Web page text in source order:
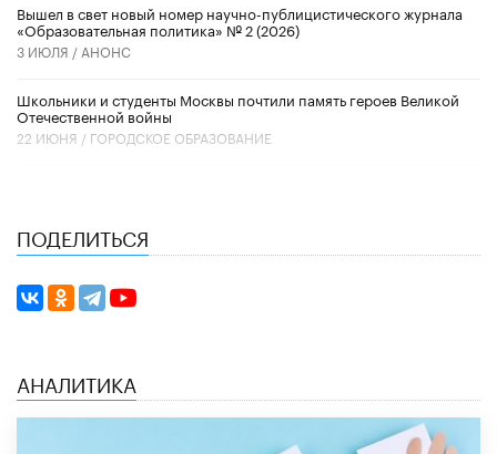
Вышел в свет новый номер научно-публицистического журнала
«Образовательная политика» № 2 (2026)
3 ИЮЛЯ / АНОНС
Школьники и студенты Москвы почтили память героев Великой
Отечественной войны
22 ИЮНЯ / ГОРОДСКОЕ ОБРАЗОВАНИЕ
ПОДЕЛИТЬСЯ
АНАЛИТИКА